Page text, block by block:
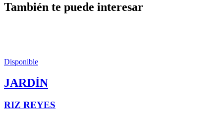
También te puede interesar
Disponible
JARDÍN
RIZ REYES